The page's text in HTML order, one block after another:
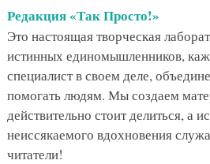
Редакция «Так Просто!»
Это настоящая творческая
истинных единомышленников,
специалист в своем деле,
помогать людям. Мы создаем
действительно стоит делиться, а
неиссякаемого вдохновения
читатели!